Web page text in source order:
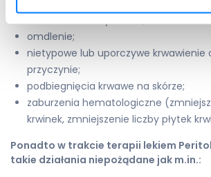
omdlenie;
nietypowe lub uporczywe krwawienie
przyczynie;
podbiegnięcia krwawe na skórze;
zaburzenia hematologiczne
krwinek, zmniejszenie liczby płytek
Ponadto w trakcie terapii lekiem
takie działania niepożądane jak m.in.: